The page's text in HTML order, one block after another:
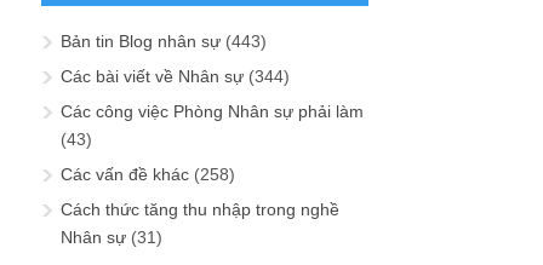
Bản tin Blog nhân sự (443)
Các bài viết về Nhân sự (344)
Các công việc Phòng Nhân sự phải làm
(43)
Các vấn đề khác (258)
Cách thức tăng thu nhập trong nghề
Nhân sự (31)